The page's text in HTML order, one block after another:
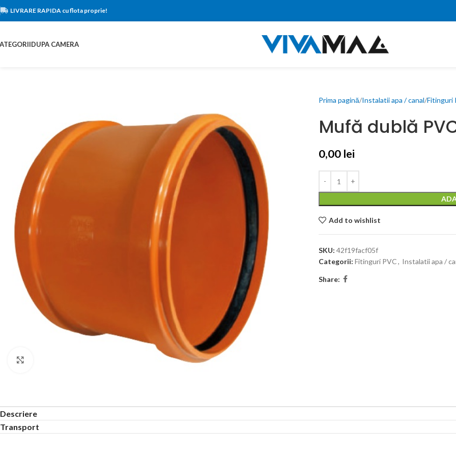
LIVRARE RAPIDA cu flota proprie!
DUPA CAMERA
Prima pagină Instalatii apa / canal Fitinguri
Mufă dublă
0,00 lei
Add to wishlist
SKU: 42f19facf05f
Categorii: Fitinguri PVC, Instalatii apa /
Share:
Descriere
Transport